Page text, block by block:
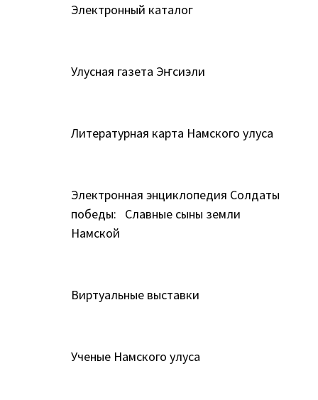
Электронный каталог
Улусная газета Эҥсиэли
Литературная карта Намского улуса
Электронная энциклопедия Солдаты
победы: Славные сыны земли
Намской
Виртуальные выставки
Ученые Намского улуса